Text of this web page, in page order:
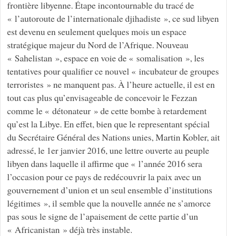
frontière libyenne. Étape incontournable du tracé de
« l’autoroute de l’internationale djihadiste », ce sud libyen
est devenu en seulement quelques mois un espace
stratégique majeur du Nord de l’Afrique. Nouveau
« Sahelistan », espace en voie de « somalisation », les
tentatives pour qualifier ce nouvel « incubateur de groupes
terroristes » ne manquent pas. À l’heure actuelle, il est en
tout cas plus qu’envisageable de concevoir le Fezzan
comme le « détonateur » de cette bombe à retardement
qu’est la Libye. En effet, bien que le representant spécial
du Secrétaire Général des Nations unies, Martin Kobler, ait
adressé, le 1er janvier 2016, une lettre ouverte au peuple
libyen dans laquelle il affirme que « l’année 2016 sera
l’occasion pour ce pays de redécouvrir la paix avec un
gouvernement d’union et un seul ensemble d’institutions
légitimes », il semble que la nouvelle année ne s’amorce
pas sous le signe de l’apaisement de cette partie d’un
« Africanistan » déjà très instable.